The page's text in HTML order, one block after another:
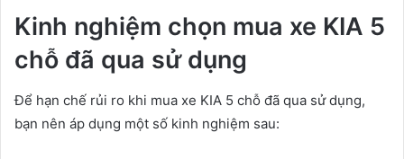
Kinh nghiệm chọn mua xe KIA 5
chỗ đã qua sử dụng
Để hạn chế rủi ro khi mua xe KIA 5 chỗ đã qua sử dụng,
bạn nên áp dụng một số kinh nghiệm sau: